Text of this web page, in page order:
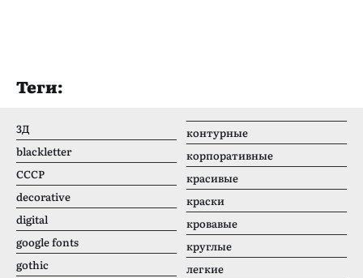
Теги:
3Д
blackletter
CCCР
decorative
digital
google fonts
gothic
контурные
корпоративные
красивые
краски
кровавые
круглые
легкие